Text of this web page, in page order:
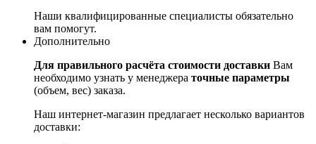
Наши квалифицированные специалисты обязательно
вам помогут.
Дополнительно
Для правильного расчёта стоимости доставки Вам
необходимо узнать у менеджера точные параметры
(объем, вес) заказа.
Наш интернет-магазин предлагает несколько вариантов
доставки: